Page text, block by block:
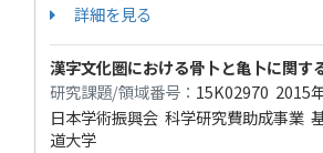
詳細を見る
漢字文化圏における骨卜と亀卜に関す
研究課題/領域番号： 15K02970 2015
日本学術振興会 科学研究費助成事業
道大学